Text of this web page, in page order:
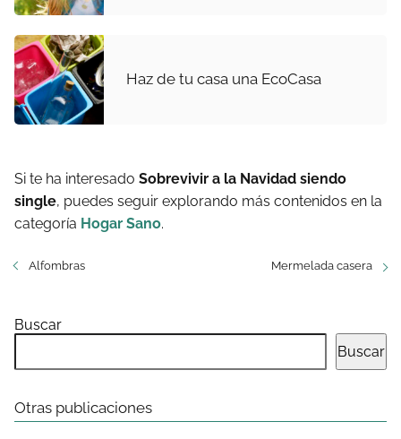
Haz de tu casa una EcoCasa
Si te ha interesado Sobrevivir a la Navidad siendo
single, puedes seguir explorando más contenidos en la
categoría Hogar Sano.
Alfombras Mermelada casera
Buscar
Buscar
Otras publicaciones